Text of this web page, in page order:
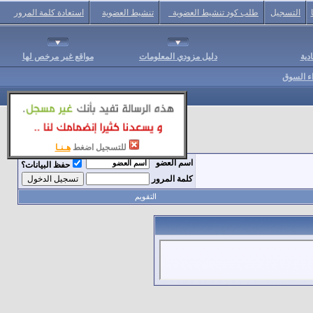
للتسجيل اضغط هـنـا
التسجيل طلب كود تنشيط العضوية تنشيط العضوية استعادة كلمة المرور
دليل مزودي المعلومات مواقع غير مرخص لها
السوق
اسم العضو
حفظ البيانات؟
كلمة المرور
التقويم